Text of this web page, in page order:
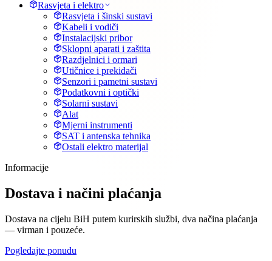
Rasvjeta i elektro
Rasvjeta i šinski sustavi
Kabeli i vodiči
Instalacijski pribor
Sklopni aparati i zaštita
Razdjelnici i ormari
Utičnice i prekidači
Senzori i pametni sustavi
Podatkovni i optički
Solarni sustavi
Alat
Mjerni instrumenti
SAT i antenska tehnika
Ostali elektro materijal
Informacije
Dostava i načini plaćanja
Dostava na cijelu BiH putem kurirskih službi, dva načina plaćanja
— virman i pouzeće.
Pogledajte ponudu